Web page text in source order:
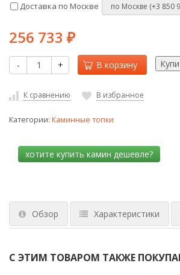
Доставка по Москве
256 733 ₽
- + В корзину
К сравнению В избранное
Категории: Каминные топки
Обзор Характеристики
С ЭТИМ ТОВАРОМ ТАКЖЕ